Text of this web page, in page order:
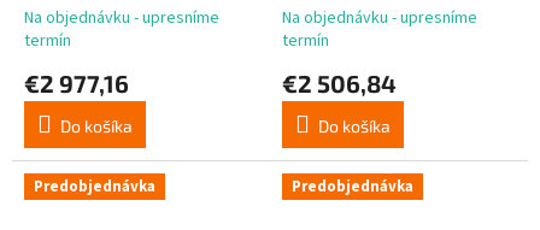
Man Deluxe Version 117
cm
Na objednávku - upresníme
termín
€2 977,16
Do košíka
Na objednávku - upresníme
termín
€2 506,84
Do košíka
Predobjednávka Predobjednávka